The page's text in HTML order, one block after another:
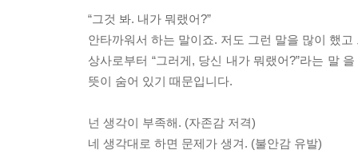
“그것 봐. 내가 뭐랬어?”
안타까워서 하는 말이죠. 저도 그런 말을 많이 했
상사로부터 “그러게, 당신 내가 뭐랬어?”라는 말
뜻이 숨어 있기 때문입니다.
넌 생각이 부족해. (자존감 저격)
네 생각대로 하면 문제가 생겨. (불안감 유발)